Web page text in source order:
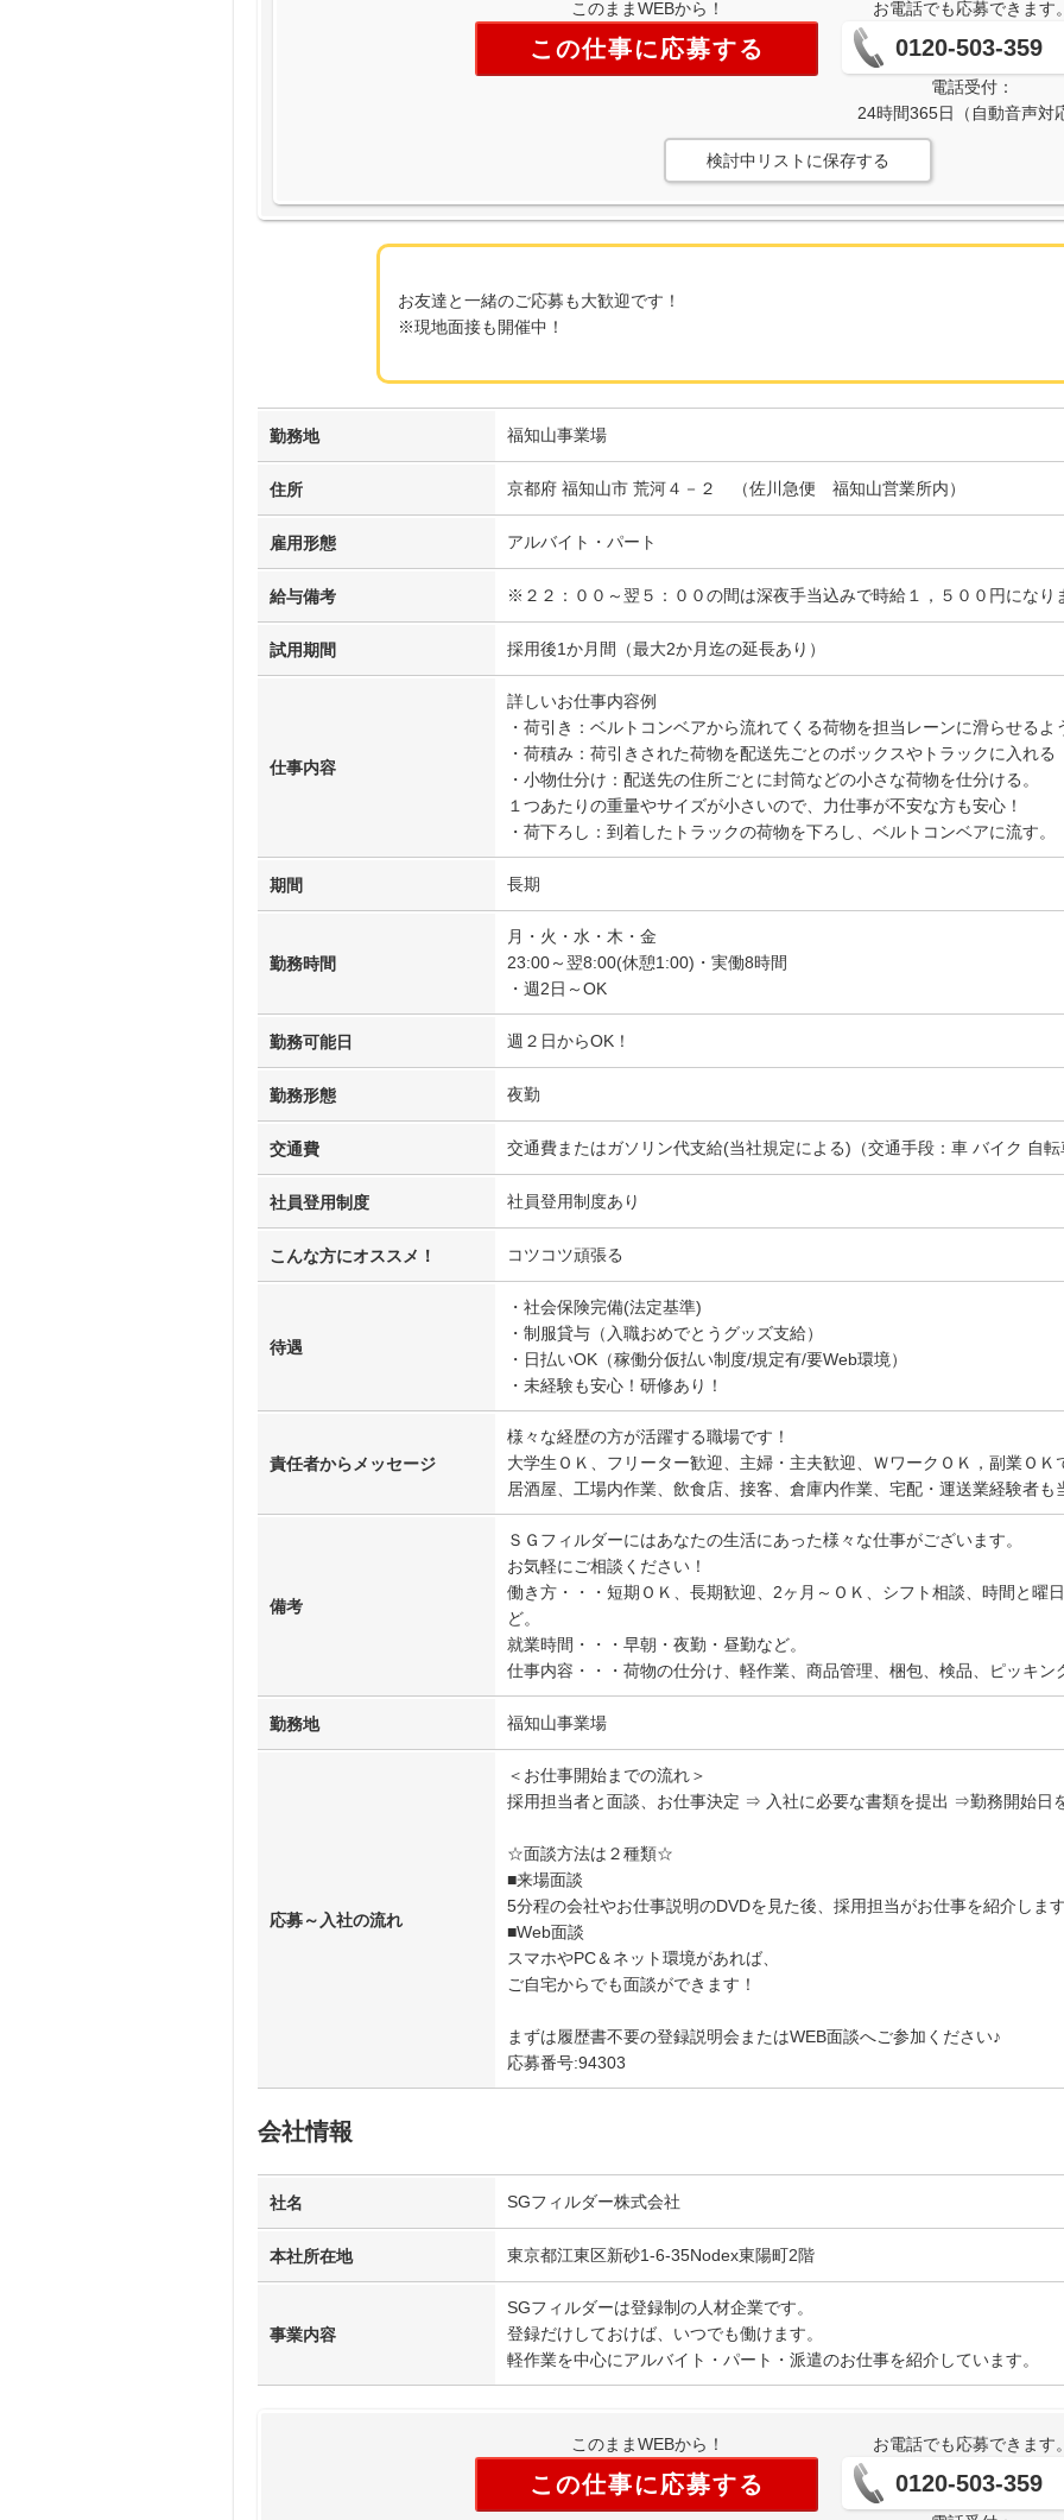
このままWEBから！
この仕事に応募する
お電話でも応募できます
0120-503-359
電話受付：
24時間365日（自動音声対
検討中リストに保存する
お友達と一緒のご応募も大歓迎です！
※現地面接も開催中！
勤務地 福知山事業場
住所 京都府 福知山市 荒河４－２ （佐川急便 福知山営業所内）
雇用形態 アルバイト・パート
給与備考 ※２２：００～翌５：００の間は深夜手当込みで時給１，５００円になり
試用期間 採用後1か月間（最大2か月迄の延長あり）
仕事内容
詳しいお仕事内容例
・荷引き：ベルトコンベアから流れてくる荷物を担当レーンに滑らせるよ
・荷積み：荷引きされた荷物を配送先ごとのボックスやトラックに入れる
・小物仕分け：配送先の住所ごとに封筒などの小さな荷物を仕分ける。
１つあたりの重量やサイズが小さいので、力仕事が不安な方も安心！
・荷下ろし：到着したトラックの荷物を下ろし、ベルトコンベアに流す。
期間 長期
勤務時間
月・火・水・木・金
23:00～翌8:00(休憩1:00)・実働8時間
・週2日～OK
勤務可能日 週２日からOK！
勤務形態 夜勤
交通費 交通費またはガソリン代支給(当社規定による)（交通手段：車 バイク 自転
社員登用制度 社員登用制度あり
こんな方にオススメ！ コツコツ頑張る
待遇
・社会保険完備(法定基準)
・制服貸与（入職おめでとうグッズ支給）
・日払いOK（稼働分仮払い制度/規定有/要Web環境）
・未経験も安心！研修あり！
責任者からメッセージ
様々な経歴の方が活躍する職場です！
大学生ＯＫ、フリーター歓迎、主婦・主夫歓迎、ＷワークＯＫ，副業ＯＫ
居酒屋、工場内作業、飲食店、接客、倉庫内作業、宅配・運送業経験者
備考
ＳＧフィルダーにはあなたの生活にあった様々な仕事がございます。
お気軽にご相談ください！
働き方・・・短期ＯＫ、長期歓迎、2ヶ月～ＯＫ、シフト相談、時間と曜
ど。
就業時間・・・早朝・夜勤・昼勤など。
仕事内容・・・荷物の仕分け、軽作業、商品管理、梱包、検品、ピッキン
勤務地 福知山事業場
応募～入社の流れ
＜お仕事開始までの流れ＞
採用担当者と面談、お仕事決定 ⇒ 入社に必要な書類を提出 ⇒勤務開始日
☆面談方法は２種類☆
■来場面談
5分程の会社やお仕事説明のDVDを見た後、採用担当がお仕事を紹介しま
■Web面談
スマホやPC＆ネット環境があれば、
ご自宅からでも面談ができます！
まずは履歴書不要の登録説明会またはWEB面談へご参加ください♪
応募番号:94303
会社情報
社名 SGフィルダー株式会社
本社所在地 東京都江東区新砂1-6-35Nodex東陽町2階
事業内容
SGフィルダーは登録制の人材企業です。
登録だけしておけば、いつでも働けます。
軽作業を中心にアルバイト・パート・派遣のお仕事を紹介しています。
このままWEBから！
この仕事に応募する
お電話でも応募できます
0120-503-359